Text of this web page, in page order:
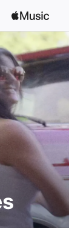
Apple Music